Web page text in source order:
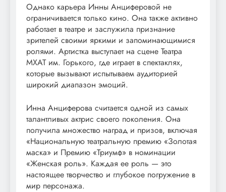
Однако карьера Инны Анциферовой не
ограничивается только кино. Она также активно
работает в театре и заслужила признание
зрителей своими яркими и запоминающимися
ролями. Артистка выступает на сцене Театра
МХАТ им. Горького, где играет в спектаклях,
которые вызывают испытываем аудиторией
широкий диапазон эмоций.
Инна Анциферова считается одной из самых
талантливых актрис своего поколения. Она
получила множество наград и призов, включая
«Национальную театральную премию «Золотая
маска» и Премию «Триумф» в номинации
«Женская роль». Каждая ее роль — это
настоящее творчество и глубокое погружение в
мир персонажа.